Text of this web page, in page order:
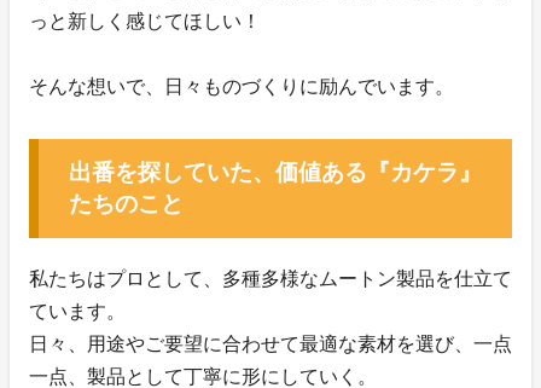
っと新しく感じてほしい！
そんな想いで、日々ものづくりに励んでいます。
出番を探していた、価値ある『カケラ』
たちのこと
私たちはプロとして、多種多様なムートン製品を仕立て
ています。
日々、用途やご要望に合わせて最適な素材を選び、一点
一点、製品として丁寧に形にしていく。